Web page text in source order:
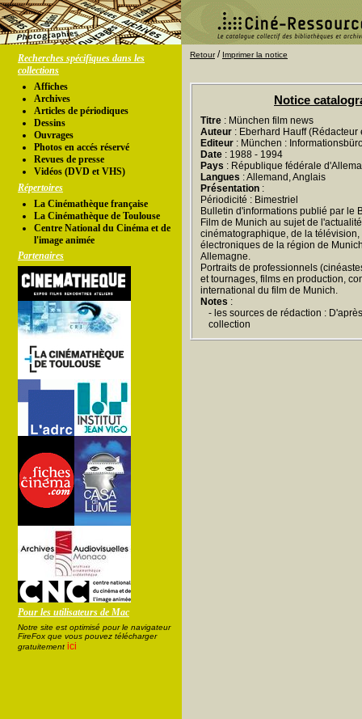
Recherches spécifiques dans les
collections
Affiches
Archives
Articles de périodiques
Dessins
Ouvrages
Photos en accés réservé
Revues de presse
Vidéos (DVD et VHS)
Répertoires
La Cinémathèque française
La Cinémathèque de Toulouse
Centre National du Cinéma et de
l'image animée
Partenaires
Pour les utilisateurs de Mac
Notre site est optimisé pour le navigateur
FireFox que vous pouvez télécharger
gratuitement ici
Retour/ Imprimer la notice
Notice
Titre : München film news
Auteur : Eberhard Hauff (Rédacteur
Editeur : München :
Date : 1988 - 1994
Pays : République fédérale
Langues : Allemand, Anglais
Présentation :
Périodicité : Bimestriel
Bulletin d'informations publié par le
Film de Munich au sujet de
cinématographique, de la
électroniques de la région de
Allemagne.
Portraits de professionnels
et tournages, films en production,
international du film de Munich.
Notes :
- les sources de rédaction :
collection